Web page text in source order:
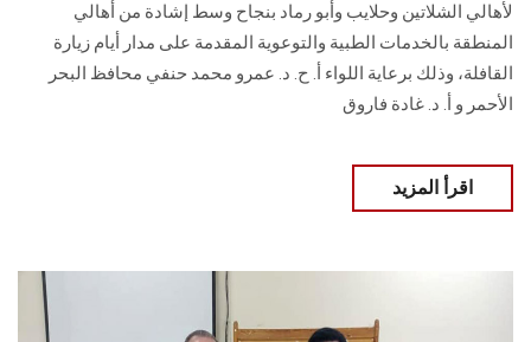
لأهالي الشلاتين وحلايب وأبو رماد بنجاح وسط إشادة من أهالي
المنطقة بالخدمات الطبية والتوعوية المقدمة على مدار أيام زيارة
القافلة، وذلك برعاية اللواء أ. ح. د. عمرو محمد حنفي محافظ البحر
الأحمر و أ. د. غادة فاروق
اقرأ المزيد